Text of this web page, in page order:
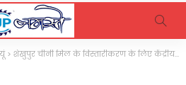
> शेखुपुर चीनी मिल के विस्तारीकरण के लिए केंद्रीय मंत्री अनुप्रिया पटेल ने लिखा पत्र